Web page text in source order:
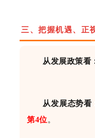
三 、 把握机遇、正
从发展政策看
从发展态势看
第4位。